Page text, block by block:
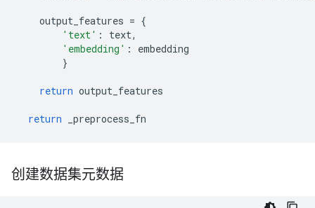
output_features = {
'text' : text,
'embedding' :
embedding
}
return output_features
return _preprocess_fn
创建数据集元数据